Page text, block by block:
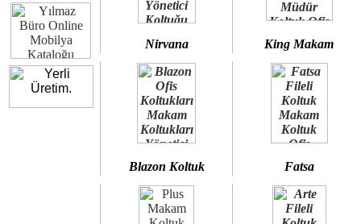
Nirvana King Makam
Blazon Koltuk Fatsa